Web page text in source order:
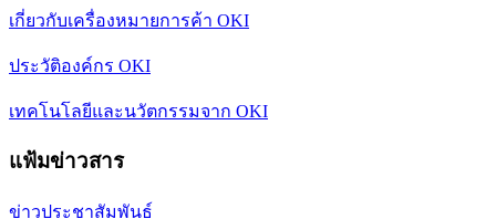
เกี่ยวกับเครื่องหมายการค้า OKI
ประวัติองค์กร OKI
เทคโนโลยีและนวัตกรรมจาก OKI
แฟ้มข่าวสาร
ข่าวประชาสัมพันธ์